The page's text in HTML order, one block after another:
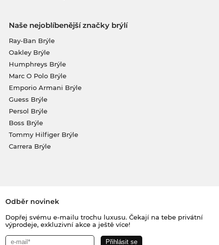
Naše nejoblíbenější značky brýlí
Ray-Ban Brýle
Oakley Brýle
Humphreys Brýle
Marc O Polo Brýle
Emporio Armani Brýle
Guess Brýle
Persol Brýle
Boss Brýle
Tommy Hilfiger Brýle
Carrera Brýle
Odběr novinek
Dopřej svému e-mailu trochu luxusu. Čekají na tebe privátní
výprodeje, exkluzivní akce a ještě více!